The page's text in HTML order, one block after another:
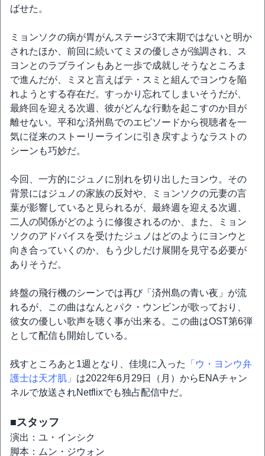
ばせた。
ミョンソクの病が胃がんステージ3で末期ではないと明か
されたほか、前回に続いてミヌの優しさが強調され、ス
ヨンとのラブラインもあと一歩で成就しそうなところま
で進んだが、ミヌと言えばテ・スミと組んでヨンウを陥
れようとする存在だ。すっかり忘れてしまいそうだが、
最終回を迎える次週、彼がどんな行動を起こすのか目が
離せない。平和な済州島でのエピソードから視聴者を一
気に従来のストーリーラインに引き戻すようなラストの
シーンも巧妙だ。
今回、一方的にジュノに別れを切り出したヨンウ。その
背景にはジュノの家族の反対や、ミョンソクの元妻の言
葉が影響していると見られるが、最終週を迎える次週、
二人の関係がどのように修復されるのか、また、ミョン
ソクのアドバイスを受けたジュノはどのようにヨンウと
向き合っていくのか、もう少しだけ展開を見守る必要が
ありそうだ。
終盤の飛行機のシーンでは再び「済州島の青い夜」が流
れるが、この曲はなんとパク・ウンビンが歌っており、
彼女の優しい歌声を聴く事が出来る。この曲はOST第6弾
として配信も開始している。
残すところあと1週となり、佳境に入った
「ウ・ヨンウ弁
護士は天才肌」 は2022年6月29日（月）からENAチャン
ネルで放送されNetflixでも独占配信中だ。
■スタッフ
演出：ユ・インシク
脚本：ムン・ジウォン